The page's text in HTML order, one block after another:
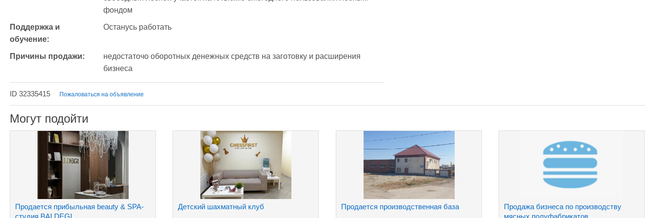
фондом
Поддержка и
обучение:
Останусь работать
Причины продажи:
недостаточо оборотных денежных средств на заготовку и расширения
бизнеса
ID 32335415 Пожаловаться на объявление
Могут подойти
Продается прибыльная beauty & SPA-
студия BALDEGI
Детский шахматный клуб Продается производственная база
Продажа бизнеса по производству
мясных полуфабрикатов